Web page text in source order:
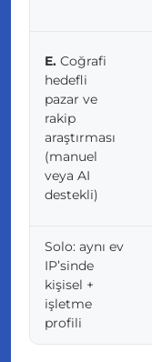
E. Coğrafi
hedefli
pazar ve
rakip
araştırması
(manuel
veya AI
destekli)
Solo: aynı ev
IP’sinde
kişisel +
işletme
profili